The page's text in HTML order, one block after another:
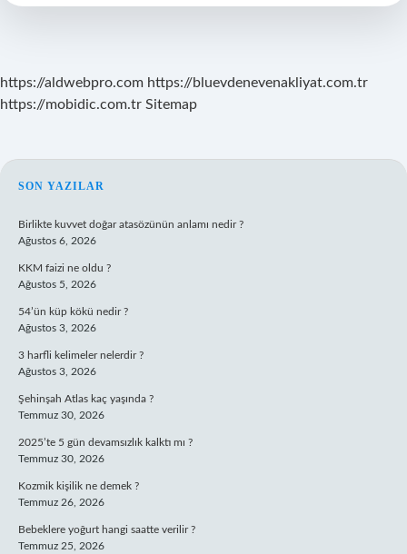
Kayaç
https://aldwebpro.com https://bluevdenevenakliyat.com.tr
https://mobidic.com.tr Sitemap
SIDEBAR
SON YAZILAR
Birlikte kuvvet doğar atasözünün anlamı nedir ?
Ağustos 6, 2026
KKM faizi ne oldu ?
Ağustos 5, 2026
54’ün küp kökü nedir ?
Ağustos 3, 2026
3 harfli kelimeler nelerdir ?
Ağustos 3, 2026
Şehinşah Atlas kaç yaşında ?
Temmuz 30, 2026
2025’te 5 gün devamsızlık kalktı mı ?
Temmuz 30, 2026
Kozmik kişilik ne demek ?
Temmuz 26, 2026
Bebeklere yoğurt hangi saatte verilir ?
Temmuz 25, 2026